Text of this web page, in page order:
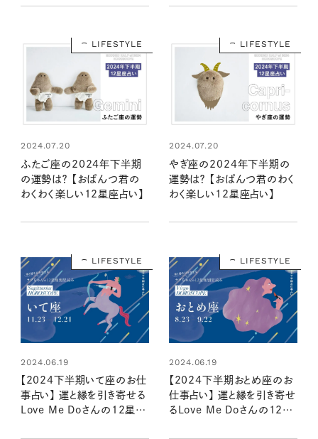
LIFESTYLE
2024.07.20
ふたご座の2024年下半期
の運勢は？ 【おぱんつ君の
わくわく楽しい12星座占い】
LIFESTYLE
2024.07.20
やぎ座の2024年下半期の
運勢は？ 【おぱんつ君のわく
わく楽しい12星座占い】
LIFESTYLE
2024.06.19
【2024下半期いて座のお仕
事占い】 運と縁を引き寄せる
Love Me Doさんの12星座
LIFESTYLE
2024.06.19
【2024下半期おとめ座のお
仕事占い】 運と縁を引き寄せ
るLove Me Doさんの12星